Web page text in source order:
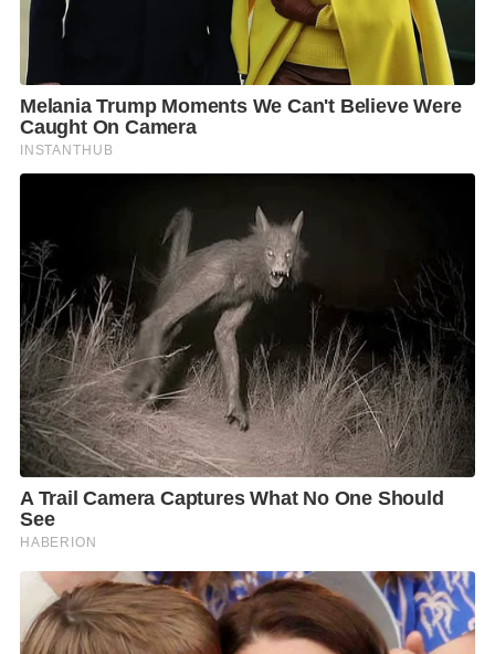
แห่งประเทศไทย (กนอ.) กล่าวว่า กนอ.ยกระดับการเตือน
ภัยเป็นระดับ 2 (เฝ้าระวัง) หลังมีการเพิ่มการระบายน้ำ
จากเขื่อนเจ้าพระยาและเขื่อนพระราม 6 รวมถึงมีฝน
ตกหนักต่อเนื่อง ส่งผลให้ระดับน้ำทั้งภายในและภายนอก
นิคมอุตสาหกรรมทั้ง 3 แห่งเพิ่มขึ้น โดยที่นิคม
อุตสาหกรรมนครหลวง อำเภอนครหลวง จังหวัด
พระนครศรีอยุธยา ได้รับผลกระทบจากการระบายน้ำของ
เขื่อนป่าสักชลสิทธิ์ร่วมด้วย มีระดับน้ำห่างจากหลังคัน
ป้องกันน้ำท่วมนิคมฯ ประมาณ 2.86 เมตร
วนที่นิคมอุตสาหกรรมบางปะอิน อำเภอบางปะอิน
จังหวัดพระนครศรีอยุธยา ระดับน้ำภายนอกแนวป้องกัน
(แม่น้ำเจ้าพระยา) เมื่อเทียบกับความสูงของเขื่อนป้องกัน
น้ำท่วมแล้ว ยังคงเหลือระยะห่างจากสันเขื่อนอยู่ 2.16
เมตร โดยระดับน้ำที่ไหลผ่านแม่น้ำเจ้าพระยาในพื้นที่
อำเภอบางปะอิน อยู่ที่ 3,587 ลูกบาศก์เมตรต่อวินาที
ขณะที่ระดับน้ำภายในแนวป้องกัน (ประตูคลองจิก) เมื่อ
เทียบกับระดับถนนอุดมสรยุทธ์ภายในนิคมฯ ยังมีระยะ
ขณะที่นิคมอุตสาหกรรมบ้านหว้า อำเภอบางไทร จังหวัด
พระนครศรีอยุธยา ระดับน้ำภายนอกแนวป้องกัน (แม่น้ำ